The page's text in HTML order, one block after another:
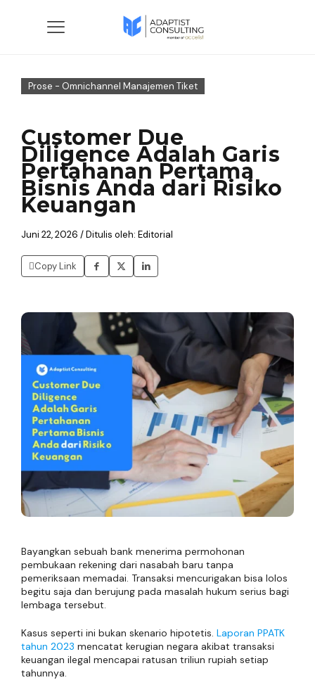
Prose - Omnichannel Manajemen Tiket
Customer Due
Diligence Adalah Garis
Pertahanan Pertama
Bisnis Anda dari Risiko
Keuangan
Juni 22, 2026 / Ditulis oleh: Editorial
Copy Link
Bayangkan sebuah bank menerima permohonan
pembukaan rekening dari nasabah baru tanpa
pemeriksaan memadai. Transaksi mencurigakan bisa lolos
begitu saja dan berujung pada masalah hukum serius bagi
lembaga tersebut.
Kasus seperti ini bukan skenario hipotetis. Laporan PPATK
tahun 2023 mencatat kerugian negara akibat transaksi
keuangan ilegal mencapai ratusan triliun rupiah setiap
tahunnya.